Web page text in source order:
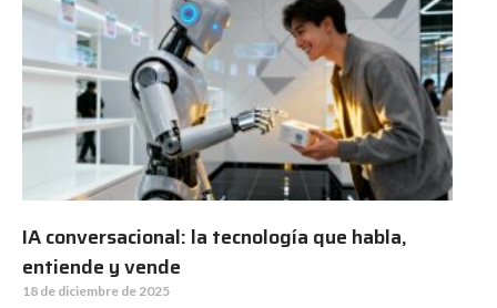
IA conversacional: la tecnología que habla,
entiende y vende
18 de diciembre de 2025